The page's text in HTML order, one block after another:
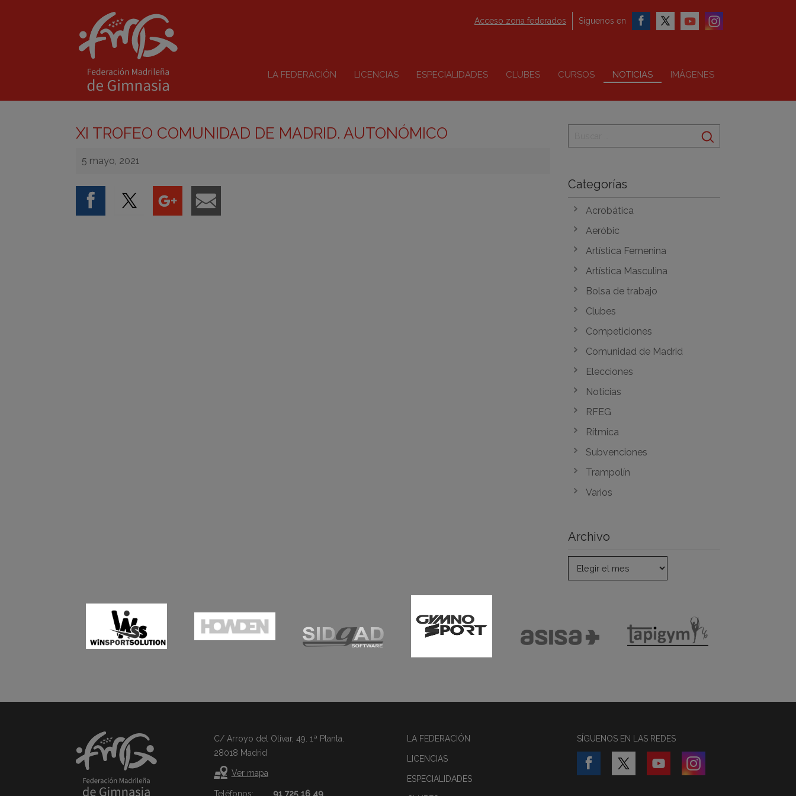
LA FEDERACIÓN LICENCIAS ESPECIALIDADES CLUBES CURSOS NOTICIAS IMÁGENES
Acceso zona federados Síguenos en
XI TROFEO COMUNIDAD DE MADRID. AUTONÓMICO
5 mayo, 2021
Categorías
Acrobática
Aeróbic
Artística Femenina
Artística Masculina
Bolsa de trabajo
Clubes
Competiciones
Comunidad de Madrid
Elecciones
Noticias
RFEG
Rítmica
Subvenciones
Trampolín
Varios
Archivo
C/ Arroyo del Olivar, 49. 1ª Planta.
28018 Madrid
Ver mapa
Teléfonos:
91 725 16 49
LA FEDERACIÓN
LICENCIAS
ESPECIALIDADES
SÍGUENOS EN LAS REDES